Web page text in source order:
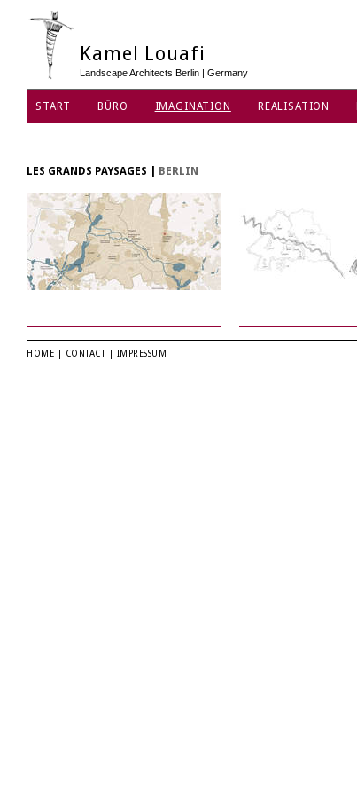
Kamel Louafi
Landscape Architects Berlin | Germany
START BÜRO IMAGINATION REALISATION
LES GRANDS PAYSAGES BERLIN
HOME CONTACT IMPRESSUM